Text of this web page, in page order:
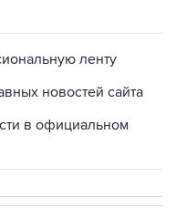
ленту
новостей сайта
в официальном